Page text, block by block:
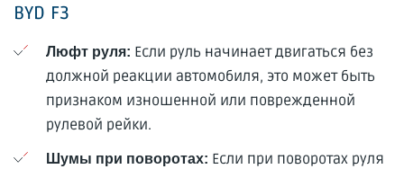
BYD F3
Люфт руля: Если руль начинает двигаться без
должной реакции автомобиля, это может быть
признаком изношенной или поврежденной
рулевой рейки.
Шумы при поворотах: Если при поворотах руля